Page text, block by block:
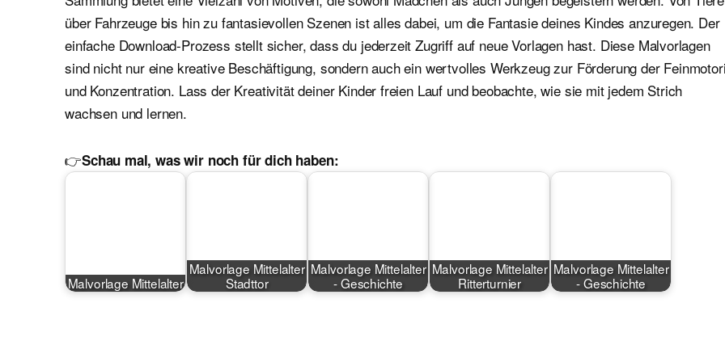
über Fahrzeuge bis hin zu fantasievollen Szenen ist alles dabei, um die Fantasie deines Kindes anzuregen. Der
einfache Download-Prozess stellt sicher, dass du jederzeit Zugriff auf neue Vorlagen hast. Diese Malvorlagen
sind nicht nur eine kreative Beschäftigung, sondern auch ein wertvolles Werkzeug zur Förderung der
und Konzentration. Lass der Kreativität deiner Kinder freien Lauf und beobachte, wie sie mit jedem Strich
wachsen und lernen.
👉Schau mal, was wir noch für dich haben:
Malvorlage Mittelalter
Malvorlage Mittelalter
Stadttor
Malvorlage Mittelalter
- Geschichte
Malvorlage Mittelalter
Ritterturnier
Malvorlage Mittelalter
- Geschichte